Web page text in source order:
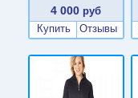
4 000 руб
Купить
Отзывы